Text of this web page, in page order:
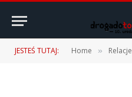
JESTEŚ TUTAJ: Home » Relacje